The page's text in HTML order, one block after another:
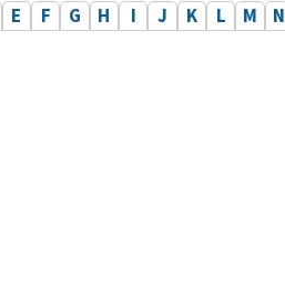
E F G H I J K L M N